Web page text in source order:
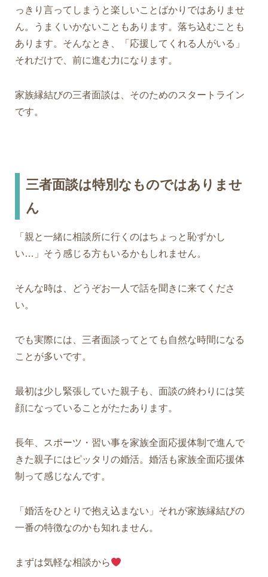
っきり言ってしまうと楽しいことばかりではありませ
ん。うまくいかないこともあります。落ち込むことも
あります。 そんなとき、「応援してくれる人がいる」
それだけで、前に進む力になります。
家族縁結びの三者面談は、そのためのスタートライン
です。
三者面談は特別なものではありませ
ん
「親と一緒に相談所に行くのはちょっと恥ずかし
い…」 そう感じる方もいるかもしれません。
そんな時は、どうぞお一人で話を聞きに来てくださ
い。
でも実際には、三者面談ってとても自然な時間になる
ことが多いです。
最初は少し緊張していた親子も、面談の終わりには笑
顔になっていることがたたあります。
長年、スポーツ・習い事を家族全面応援体制で進んで
きた親子にはピッタリの婚活。婚活も家族全面応援体
制って感じなんです。
「婚活をひとりで抱え込まない」それが家族縁結びの
一番の特徴なのかも知れません。
まずは気軽な相談から